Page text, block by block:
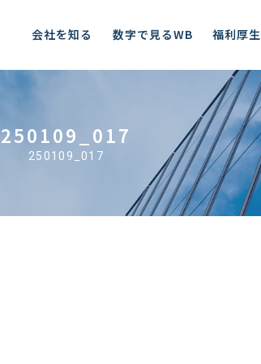
会社を知る 数字で見るWB 福利厚生
250109_017
250109_017